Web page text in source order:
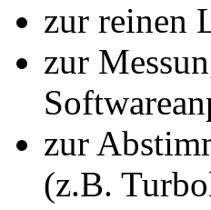
zur reinen
zur
zur
(z.B.